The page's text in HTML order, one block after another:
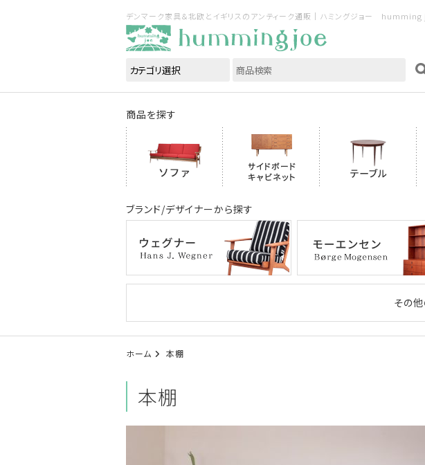
デンマーク家具＆北欧とイギリスのアンティーク通販｜ハミングジョー humming
商品を探す
ブランド/デザイナーから探す
その
ホーム 本棚
本棚